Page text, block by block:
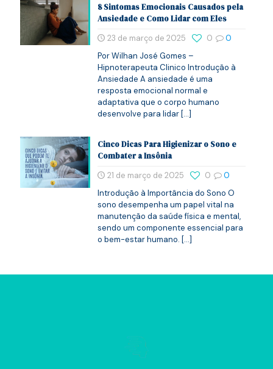
8 Sintomas Emocionais Causados pela
Ansiedade e Como Lidar com Eles
23 de março de 2025
0
0
Por Wilhan José Gomes –
Hipnoterapeuta Clinico Introdução à
Ansiedade A ansiedade é uma
resposta emocional normal e
adaptativa que o corpo humano
desenvolve para lidar[…]
Cinco Dicas Para Higienizar o Sono e
Combater a Insônia
21 de março de 2025
0
0
Introdução à Importância do Sono O
sono desempenha um papel vital na
manutenção da saúde física e mental,
sendo um componente essencial para
o bem-estar humano. […]